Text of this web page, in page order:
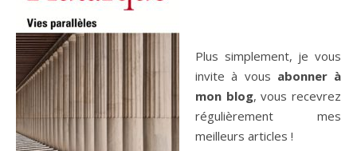
Plus simplement, je vous
invite à vous abonner à
mon blog, vous recevrez
régulièrement mes
meilleurs articles !